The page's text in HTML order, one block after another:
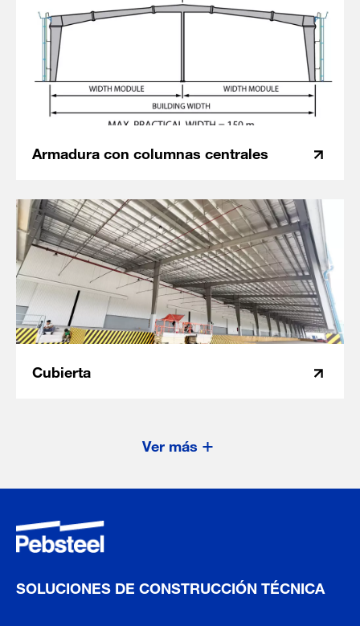
Armadura con columnas centrales
Cubierta
Ver más
SOLUCIONES DE CONSTRUCCIÓN TÉCNICA